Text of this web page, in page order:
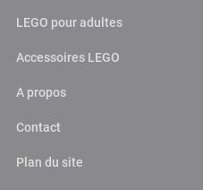
LEGO pour adultes
Accessoires LEGO
A propos
Contact
Plan du site